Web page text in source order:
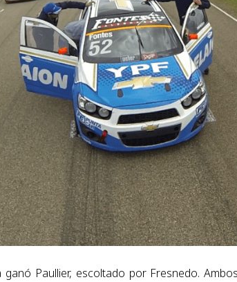
ganó Paullier, escoltado por Fresnedo.